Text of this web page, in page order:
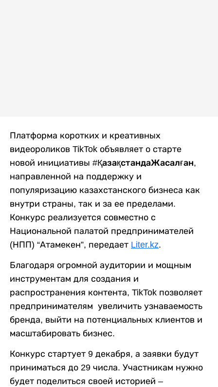
Платформа коротких и креативных
видеороликов TikTok объявляет о старте
новой инициативы #ҚазақстандаЖасалған,
направленной на поддержку и
популяризацию казахстанского бизнеса как
внутри страны, так и за ее пределами.
Конкурс реализуется совместно с
Национальной палатой предпринимателей
(НПП) “Атамекен”, передает Liter.kz.
Благодаря огромной аудитории и мощным
инструментам для создания и
распространения контента, TikTok позволяет
предпринимателям увеличить узнаваемость
бренда, выйти на потенциальных клиентов и
масштабировать бизнес.
Конкурс стартует 9 декабря, а заявки будут
приниматься до 29 числа. Участникам нужно
будет поделиться своей историей –